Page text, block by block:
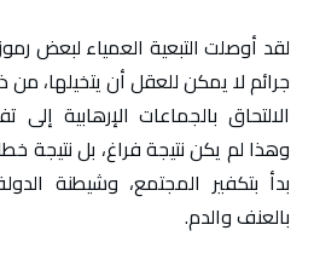
لقد أوصلت التبعية العمياء لبعض
جرائم لا يمكن للعقل أن يتخيلها، من
الالتحاق بالجماعات الإرهابية
وهذا لم يكن نتيجة فراغ، بل نتيجة
بدأ بتكفير المجتمع، وشيطنة
بالعنف والدم.